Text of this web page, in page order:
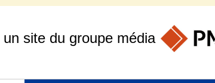
un site du groupe média